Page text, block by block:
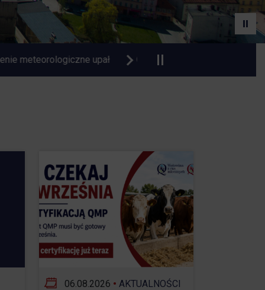
Czasowa zmiana organizacji ruchu na Dworcu Autobusowym w
06.08.2026 • AKTUALNOŚCI